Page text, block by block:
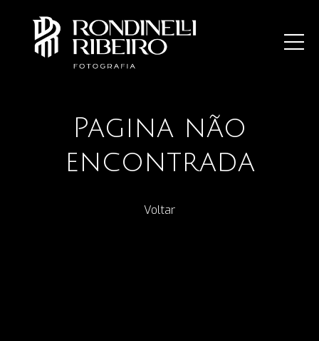
Pagina não
encontrada
Voltar